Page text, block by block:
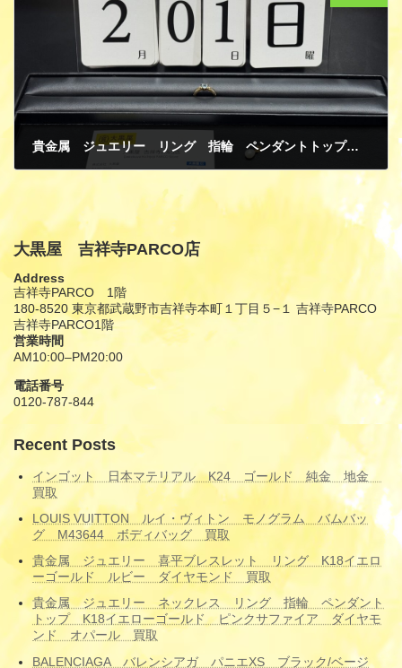
貴金属 ジュエリー リング 指輪 ペンダントトップ K18 イエローゴールド PT900 プラチナ アクアマリン ダイヤモンド パール 買取
大黒屋 吉祥寺PARCO店
Address
吉祥寺PARCO 1階
180-8520 東京都武蔵野市吉祥寺本町１丁目５−１ 吉祥寺PARCO
吉祥寺PARCO1階
営業時間
AM10:00–PM20:00
電話番号
0120-787-844
Recent Posts
インゴット 日本マテリアル K24 ゴールド 純金 地金
買取
LOUIS VUITTON ルイ・ヴィトン モノグラム バムバッ
グ M43644 ボディバッグ 買取
貴金属 ジュエリー 喜平ブレスレット リング K18イエロ
ーゴールド ルビー ダイヤモンド 買取
貴金属 ジュエリー ネックレス リング 指輪 ペンダント
トップ K18イエローゴールド ピンクサファイア ダイヤモ
ンド オパール 買取
BALENCIAGA バレンシアガ パニエXS ブラック/ベージ